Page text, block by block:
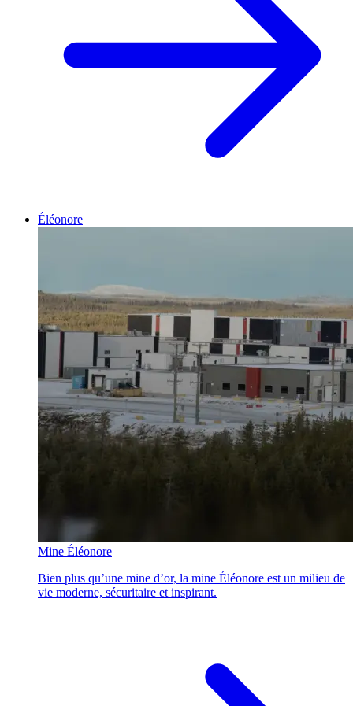
Éléonore
Mine Éléonore
Bien plus qu’une mine d’or, la mine Éléonore est un milieu de
vie moderne, sécuritaire et inspirant.